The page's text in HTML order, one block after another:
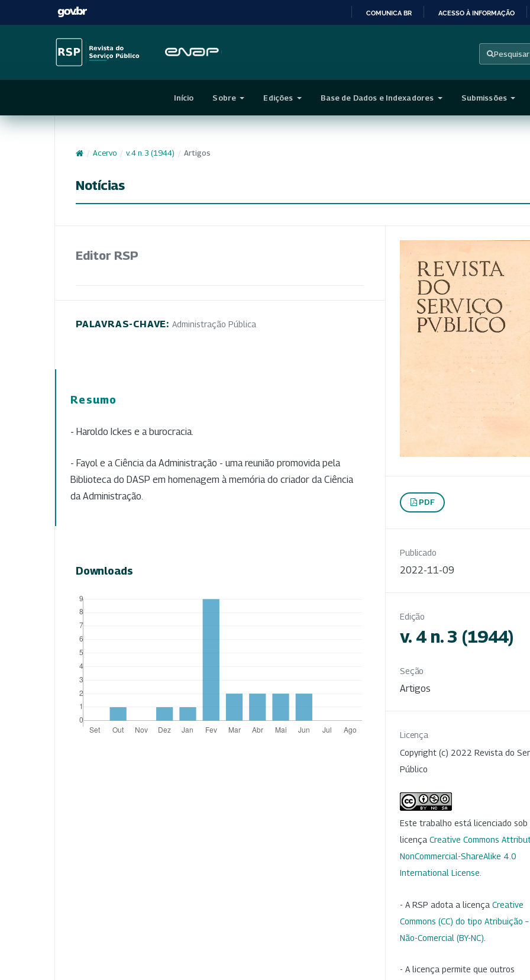
CONTEÚDO
COMUNICA BR ACESSO À INFORMAÇÃO
Pesquisar
Início Sobre Edições Base de Dados e Indexadores Submissões
/ Acervo / v. 4 n. 3 (1944) / Artigos
Notícias
Editor RSP
PALAVRAS-CHAVE: Administração Pública
Resumo
- Haroldo Ickes e a burocracia.
- Fayol e a Ciência da Administração - uma reunião promovida pela
Biblioteca do DASP em homenagem à memória do criador da Ciência
da Administração.
Downloads
PDF
Publicado
2022-11-09
Edição
v. 4 n. 3 (1944)
Seção
Artigos
Licença
Copyright (c) 2022 Revista do
Público
Este trabalho está licenciado sob
licença Creative Commons
NonCommercial-ShareAlike 4.0
International License
- A RSP adota a licença Creative
Commons (CC) do tipo Atribuição –
Não-Comercial (BY-NC)
- A licença permite que outros